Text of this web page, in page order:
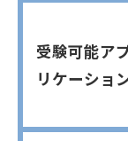
受験可能ア
リケーショ